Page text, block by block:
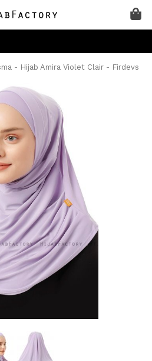
- Hijab Amira Violet Clair - Firdevs